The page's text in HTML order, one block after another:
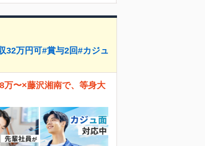
32万円可#賞与2回#カジュ
万〜×藤沢湘南で、等身大